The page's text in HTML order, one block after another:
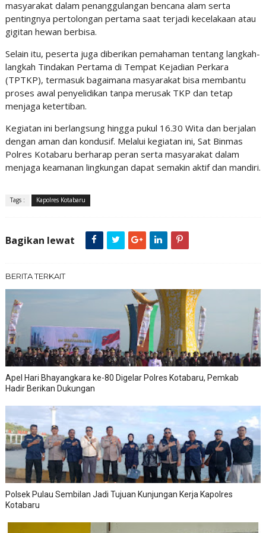
masyarakat dalam penanggulangan bencana alam serta
pentingnya pertolongan pertama saat terjadi kecelakaan atau
gigitan hewan berbisa.
Selain itu, peserta juga diberikan pemahaman tentang langkah-
langkah Tindakan Pertama di Tempat Kejadian Perkara
(TPTKP), termasuk bagaimana masyarakat bisa membantu
proses awal penyelidikan tanpa merusak TKP dan tetap
menjaga ketertiban.
Kegiatan ini berlangsung hingga pukul 16.30 Wita dan berjalan
dengan aman dan kondusif. Melalui kegiatan ini, Sat Binmas
Polres Kotabaru berharap peran serta masyarakat dalam
menjaga keamanan lingkungan dapat semakin aktif dan mandiri.
Tags : Kapolres Kotabaru
Bagikan lewat
BERITA TERKAIT
Apel Hari Bhayangkara ke-80 Digelar Polres Kotabaru, Pemkab
Hadir Berikan Dukungan
Polsek Pulau Sembilan Jadi Tujuan Kunjungan Kerja Kapolres
Kotabaru